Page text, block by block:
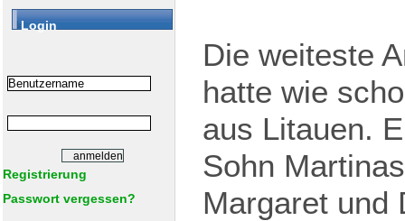
Login
Registrierung
Passwort vergessen?
Die weiteste
hatte wie
aus Litauen.
Sohn
Margaret und